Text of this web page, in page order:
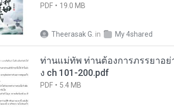
PDF 19.0 MB
Theerasak G. in My 4shared
ท่านแม่ทัพ ท่านต้องการภรรยาอย่
ง ch 101-200.pdf
PDF 5.4 MB